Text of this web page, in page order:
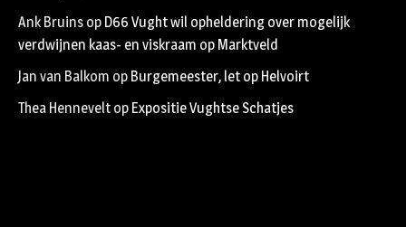
Ank Bruins op D66 Vught wil opheldering over mogelijk
verdwijnen kaas- en viskraam op Marktveld
Jan van Balkom op Burgemeester, let op Helvoirt
Thea Hennevelt op Expositie Vughtse Schatjes